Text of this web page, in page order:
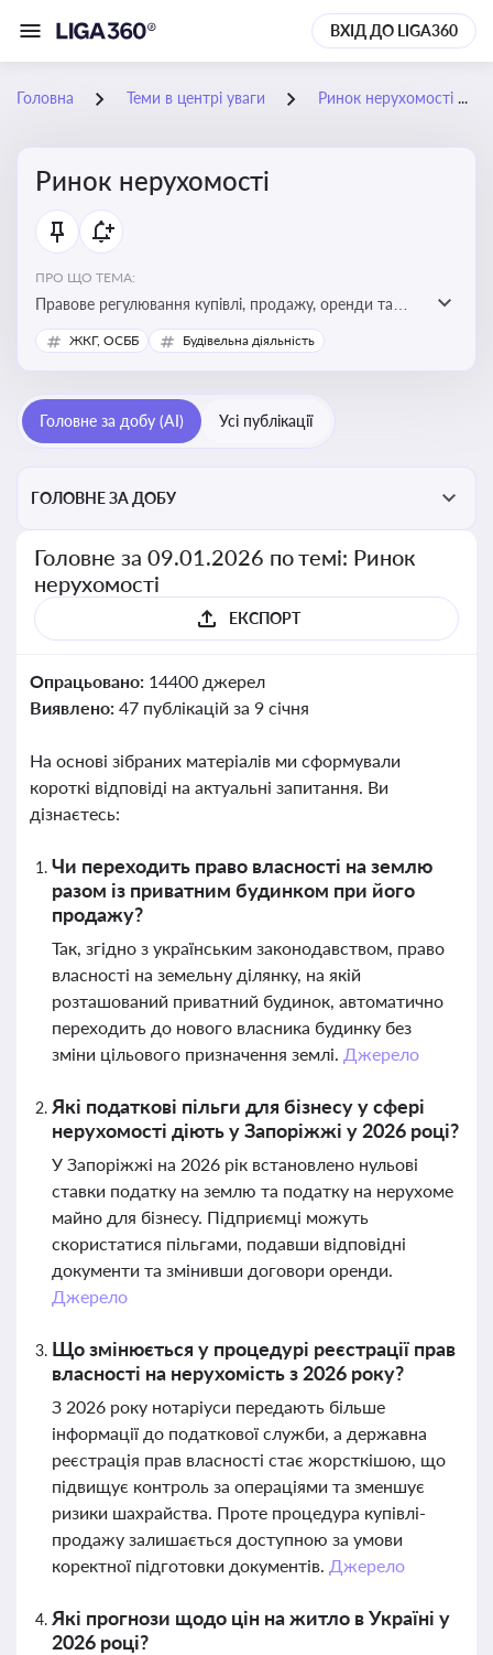
ВХІД ДО LIGA360
Головна Теми в центрі уваги Ринок нерухомості
Ринок нерухомості
ПРО ЩО ТЕМА:
Правове регулювання купівлі, продажу, оренди та
управління нерухомістю, що є ключовим для бізнесу,
інвесторів, забудовників і власників об’єктів майна
ЖКГ, ОСББ Будівельна діяльність
Головне за добу (AI) Усі публікації
ГОЛОВНЕ ЗА ДОБУ
Головне за 09.01.2026 по темі: Ринок
нерухомості
ЕКСПОРТ
Опрацьовано: 14400 джерел
Виявлено: 47 публікацій за 9 січня
На основі зібраних матеріалів ми сформували
короткі відповіді на актуальні запитання. Ви
дізнаєтесь:
Чи переходить право власності на землю
разом із приватним будинком при його
продажу?
Так, згідно з українським законодавством, право
власності на земельну ділянку, на якій
розташований приватний будинок, автоматично
переходить до нового власника будинку без
зміни цільового призначення землі. Джерело
Які податкові пільги для бізнесу у сфері
нерухомості діють у Запоріжжі у 2026 році?
У Запоріжжі на 2026 рік встановлено нульові
ставки податку на землю та податку на нерухоме
майно для бізнесу. Підприємці можуть
скористатися пільгами, подавши відповідні
документи та змінивши договори оренди.
Джерело
Що змінюється у процедурі реєстрації прав
власності на нерухомість з 2026 року?
З 2026 року нотаріуси передають більше
інформації до податкової служби, а державна
реєстрація прав власності стає жорсткішою, що
підвищує контроль за операціями та зменшує
ризики шахрайства. Проте процедура купівлі-
продажу залишається доступною за умови
коректної підготовки документів. Джерело
Які прогнози щодо цін на житло в Україні у
2026 році?